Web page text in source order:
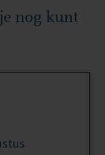
nog kunt